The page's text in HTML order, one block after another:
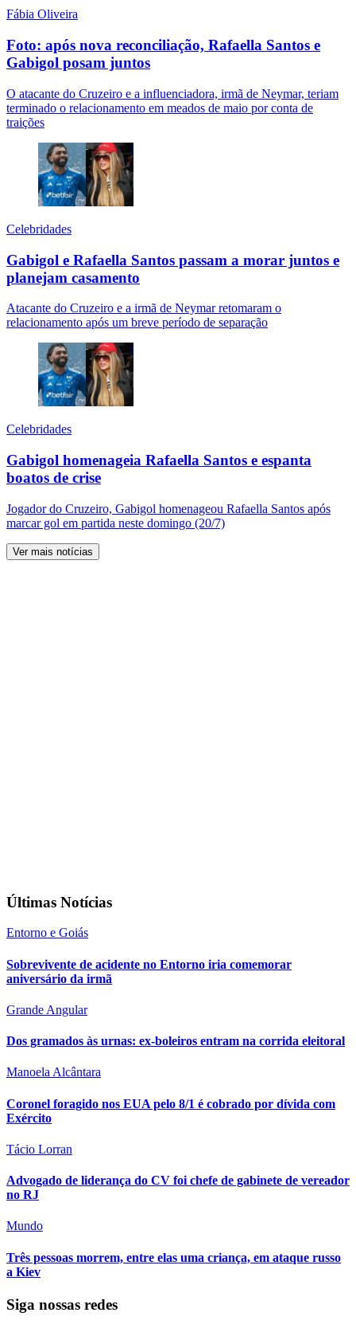
Fábia Oliveira
Foto: após nova reconciliação, Rafaella Santos e
Gabigol posam juntos
O atacante do Cruzeiro e a influenciadora, irmã de Neymar, teriam
terminado o relacionamento em meados de maio por conta de
traições
Celebridades
Gabigol e Rafaella Santos passam a morar juntos e
planejam casamento
Atacante do Cruzeiro e a irmã de Neymar retomaram o
relacionamento após um breve período de separação
Celebridades
Gabigol homenageia Rafaella Santos e espanta
boatos de crise
Jogador do Cruzeiro, Gabigol homenageou Rafaella Santos após
marcar gol em partida neste domingo (20/7)
Ver mais notícias
Últimas Notícias
Entorno e Goiás
Sobrevivente de acidente no Entorno iria comemorar
aniversário da irmã
Grande Angular
Dos gramados às urnas: ex-boleiros entram na corrida eleitoral
Manoela Alcântara
Coronel foragido nos EUA pelo 8/1 é cobrado por dívida com
Exército
Tácio Lorran
Advogado de liderança do CV foi chefe de gabinete de vereador
no RJ
Mundo
Três pessoas morrem, entre elas uma criança, em ataque russo
a Kiev
Siga nossas redes